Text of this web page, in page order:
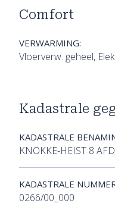
Comfort
VERWARMING:
Vloerverw. geheel,
Kadastrale
KADASTRALE
KNOKKE-HEIST 8
KADASTRALE
0266/00_000